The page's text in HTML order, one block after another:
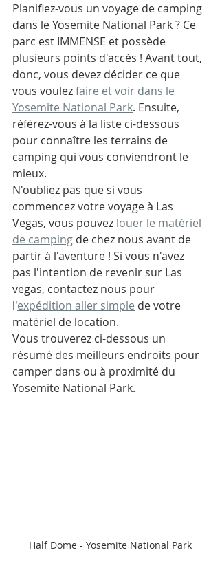
Planifiez-vous un voyage de camping
dans le Yosemite National Park ? Ce
parc est IMMENSE et possède
plusieurs points d'accès ! Avant tout,
donc, vous devez décider ce que
vous voulez faire et voir dans le
Yosemite National Park. Ensuite,
référez-vous à la liste ci-dessous
pour connaître les terrains de
camping qui vous conviendront le
mieux.
N'oubliez pas que si vous
commencez votre voyage à Las
Vegas, vous pouvez louer le matériel
de camping de chez nous avant de
partir à l'aventure ! Si vous n'avez
pas l'intention de revenir sur Las
vegas, contactez nous pour
l'expédition aller simple de votre
matériel de location.
Vous trouverez ci-dessous un
résumé des meilleurs endroits pour
camper dans ou à proximité du
Yosemite National Park.
Half Dome - Yosemite National Park